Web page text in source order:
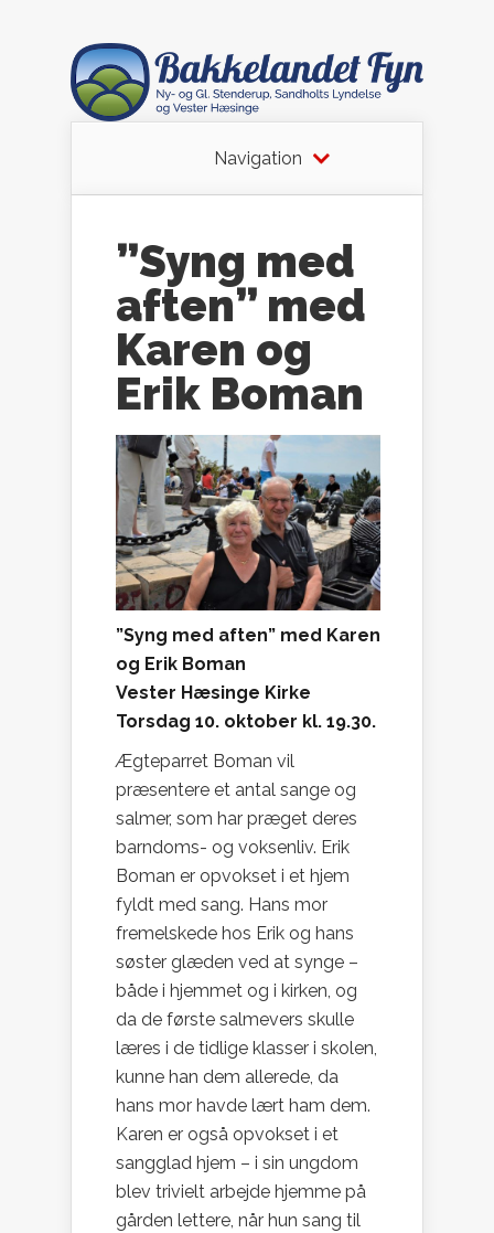
Navigation
”Syng med
aften” med
Karen og
Erik Boman
”Syng med aften” med Karen
og Erik Boman
Vester Hæsinge Kirke
Torsdag 10. oktober kl. 19.30.
Ægteparret Boman vil
præsentere et antal sange og
salmer, som har præget deres
barndoms- og voksenliv. Erik
Boman er opvokset i et hjem
fyldt med sang. Hans mor
fremelskede hos Erik og hans
søster glæden ved at synge –
både i hjemmet og i kirken, og
da de første salmevers skulle
læres i de tidlige klasser i skolen,
kunne han dem allerede, da
hans mor havde lært ham dem.
Karen er også opvokset i et
sangglad hjem – i sin ungdom
blev trivielt arbejde hjemme på
gården lettere, når hun sang til